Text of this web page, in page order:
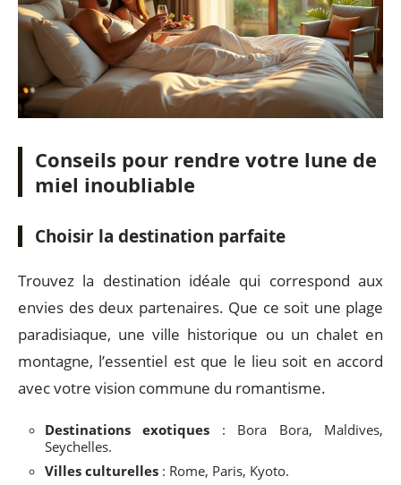
Conseils pour rendre votre lune de
miel inoubliable
Choisir la destination parfaite
Trouvez la destination idéale qui correspond aux
envies des deux partenaires. Que ce soit une plage
paradisiaque, une ville historique ou un chalet en
montagne, l’essentiel est que le lieu soit en accord
avec votre vision commune du romantisme.
Destinations exotiques : Bora Bora, Maldives,
Seychelles.
Villes culturelles : Rome, Paris, Kyoto.